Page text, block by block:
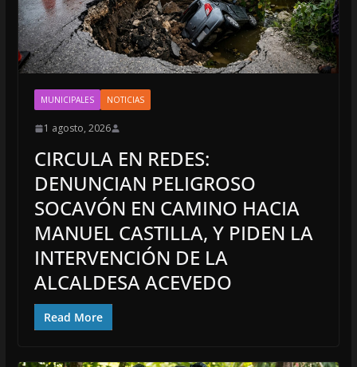
MUNICIPALES NOTICIAS
1 agosto, 2026
CIRCULA EN REDES:
DENUNCIAN PELIGROSO
SOCAVÓN EN CAMINO HACIA
MANUEL CASTILLA, Y PIDEN LA
INTERVENCIÓN DE LA
ALCALDESA ACEVEDO
Read More